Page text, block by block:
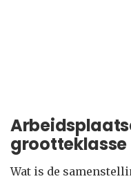
grootteklasse
Wat is de